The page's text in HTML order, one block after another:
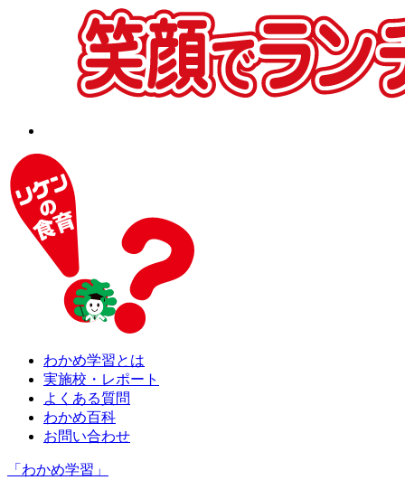
わかめ学習とは
実施校・レポート
よくある質問
わかめ百科
お問い合わせ
「わかめ学習」